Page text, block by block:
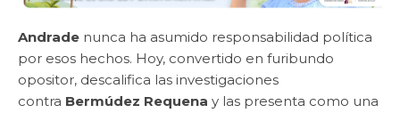
Andrade nunca ha asumido responsabilidad política
por esos hechos. Hoy, convertido en furibundo
opositor, descalifica las investigaciones
contra Bermúdez Requena y las presenta como una